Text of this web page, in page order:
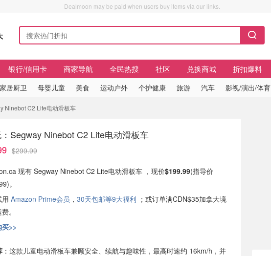
Dealmoon may be paid when users buy items via our links.
银行/信用卡 商家导航 全民热搜 社区 兑换商城 折扣爆料
家居厨卫 母婴儿童 美食 运动户外 个护健康 旅游 汽车 影视/演出/体育
Ninebot C2 Lite电动滑板车
Segway Ninebot C2 Lite电动滑板车
$299.99
现有 Segway Ninebot C2 Lite电动滑板车 ，现价$199.99(指导价
。
Amazon Prime会员 ， 30天包邮等9大福利 ；或订单满CDN$35加拿大境
。
>>
：这款儿童电动滑板车兼顾安全、续航与趣味性，最高时速约 16km/h，并